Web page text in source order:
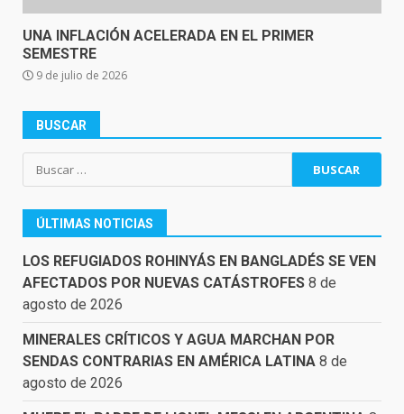
UNA INFLACIÓN ACELERADA EN EL PRIMER
SEMESTRE
9 de julio de 2026
BUSCAR
Buscar:
ÚLTIMAS NOTICIAS
LOS REFUGIADOS ROHINYÁS EN BANGLADÉS SE VEN
AFECTADOS POR NUEVAS CATÁSTROFES 8 de
agosto de 2026
MINERALES CRÍTICOS Y AGUA MARCHAN POR
SENDAS CONTRARIAS EN AMÉRICA LATINA 8 de
agosto de 2026